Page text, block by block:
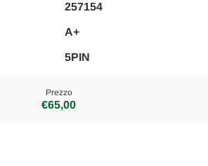
A+
257154
5PIN
Prezzo
€65,00